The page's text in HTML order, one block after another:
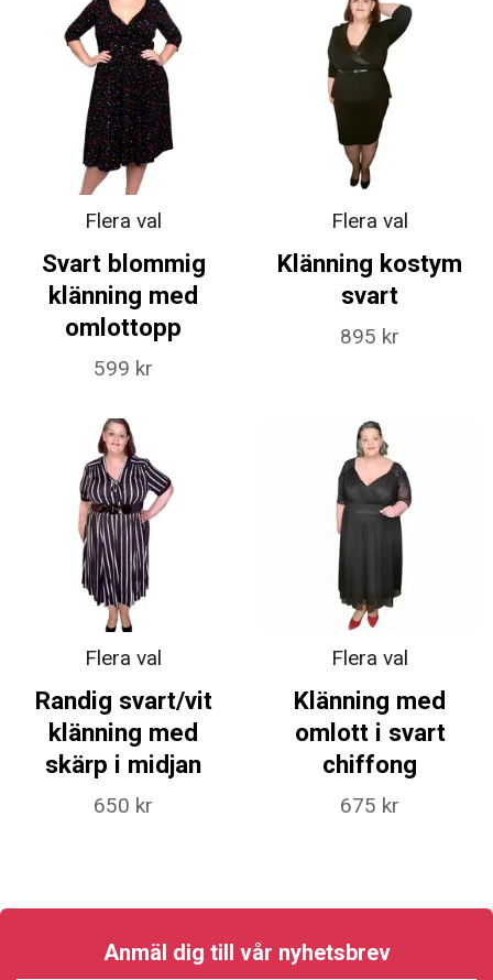
Flera val
Svart blommig
klänning med
omlottopp
599 kr
Flera val
Klänning kostym
svart
895 kr
Flera val
Randig svart/vit
klänning med
skärp i midjan
650 kr
Flera val
Klänning med
omlott i svart
chiffong
675 kr
Anmäl dig till vår nyhetsbrev